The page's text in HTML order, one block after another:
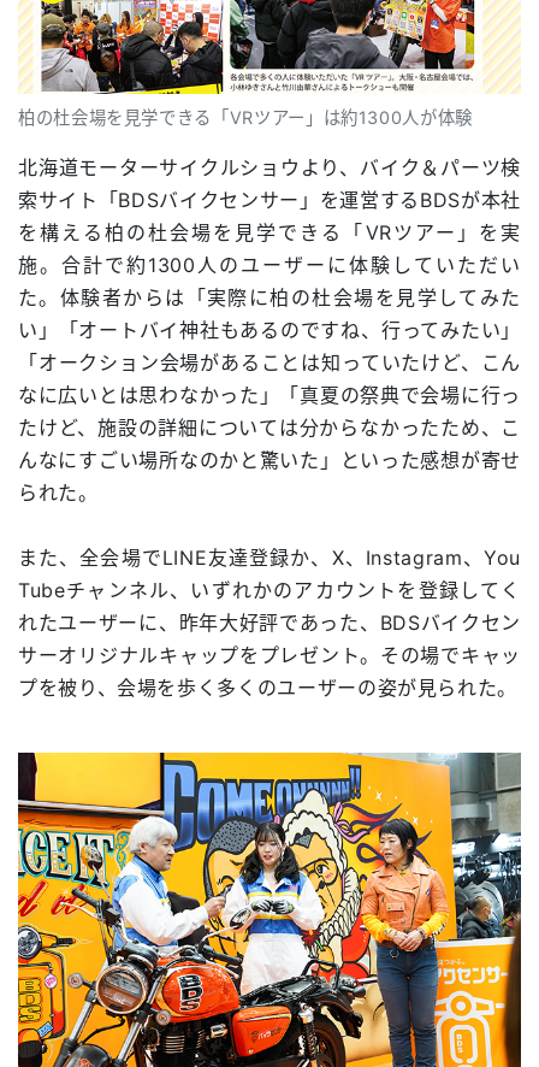
柏の杜会場を見学できる「VRツアー」は約1300人が体験
北海道モーターサイクルショウより、バイク＆パーツ検
索サイト「BDSバイクセンサー」を運営するBDSが本社
を構える柏の杜会場を見学できる「VRツアー」を実
施。合計で約1300人のユーザーに体験していただい
た。体験者からは「実際に柏の杜会場を見学してみた
い」「オートバイ神社もあるのですね、行ってみたい」
「オークション会場があることは知っていたけど、こん
なに広いとは思わなかった」「真夏の祭典で会場に行っ
たけど、施設の詳細については分からなかったため、こ
んなにすごい場所なのかと驚いた」といった感想が寄せ
られた。
また、全会場でLINE友達登録か、X、Instagram、You
Tubeチャンネル、いずれかのアカウントを登録してく
れたユーザーに、昨年大好評であった、BDSバイクセン
サーオリジナルキャップをプレゼント。その場でキャッ
プを被り、会場を歩く多くのユーザーの姿が見られた。